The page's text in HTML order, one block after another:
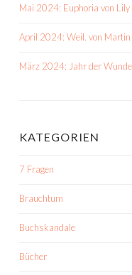
Mai 2024: Euphoria von Lily
April 2024: Weil. von
März 2024: Jahr der
KATEGORIEN
7 Fragen
Brauchtum
Buchskandale
Bücher